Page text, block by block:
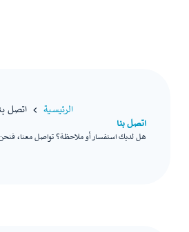
الرئيسية اتصل
اتصل بنا
هل لديك استفسار أو ملاحظة؟ تواصل معنا، فنحن